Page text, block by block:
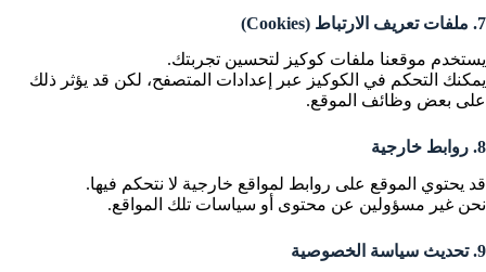
7. ملفات تعريف الارتباط (Cookies)
يستخدم موقعنا ملفات كوكيز لتحسين تجربتك.
يمكنك التحكم في الكوكيز عبر إعدادات المتصفح، لكن قد يؤثر ذلك
على بعض وظائف الموقع.
8. روابط خارجية
قد يحتوي الموقع على روابط لمواقع خارجية لا نتحكم فيها.
نحن غير مسؤولين عن محتوى أو سياسات تلك المواقع.
9. تحديث سياسة الخصوصية